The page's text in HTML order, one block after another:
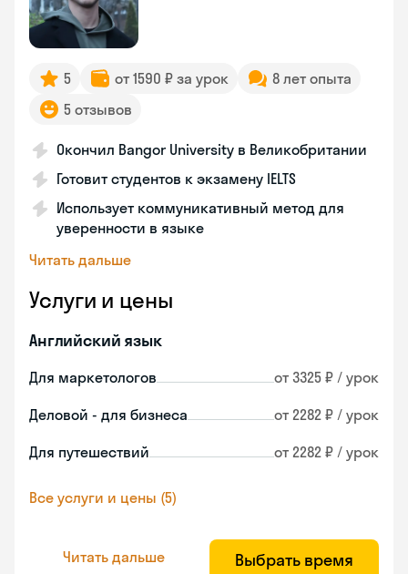
5 от 1590 ₽ за урок
8 лет опыта
5 отзывов
Окончил Bangor University в Великобритании
Готовит студентов к экзамену IELTS
Использует коммуникативный метод для
уверенности в языке
Читать дальше
Услуги и цены
Английский язык
Для маркетологов от 3325 ₽ / урок
Деловой - для бизнеса от 2282 ₽ / урок
Для путешествий от 2282 ₽ / урок
Все услуги и цены (5)
Читать дальше Выбрать время